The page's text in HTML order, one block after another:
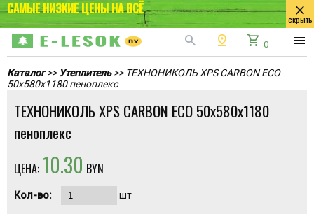
САМЫЕ НИЗКИЕ ЦЕНЫ НА ВСЁ close
скрыть
search pin_drop shopping_cart 0 menu
Каталог>> Утеплитель >> ТЕХНОНИКОЛЬ XPS CARBON ECO
50x580x1180 пеноплекс
ТЕХНОНИКОЛЬ XPS CARBON ECO 50x580x1180
пеноплекс
ЦЕНА: 10.30 BYN
Кол-во: шт